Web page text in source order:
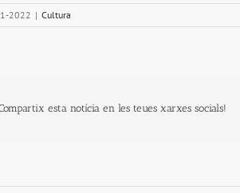
2022 | Cultura
esta notícia en les teues xarxes socials!